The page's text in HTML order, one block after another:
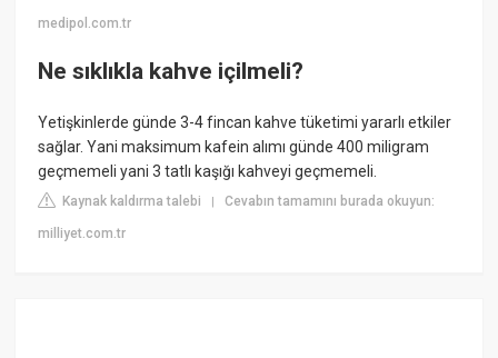
medipol.com.tr
Ne sıklıkla kahve içilmeli?
Yetişkinlerde günde 3-4 fincan kahve tüketimi yararlı etkiler
sağlar. Yani maksimum kafein alımı günde 400 miligram
geçmemeli yani 3 tatlı kaşığı kahveyi geçmemeli.
Kaynak kaldırma talebi |Cevabın tamamını burada okuyun:
milliyet.com.tr